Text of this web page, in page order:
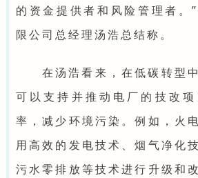
的资金提供者和风险管理者。
限公司总经理汤浩总结称。
在汤浩看来，在低碳转型
可以支持并推动电厂的技改
率，减少环境污染。例如，火
用高效的发电技术、烟气净化技
污水零排放等技术进行升级和